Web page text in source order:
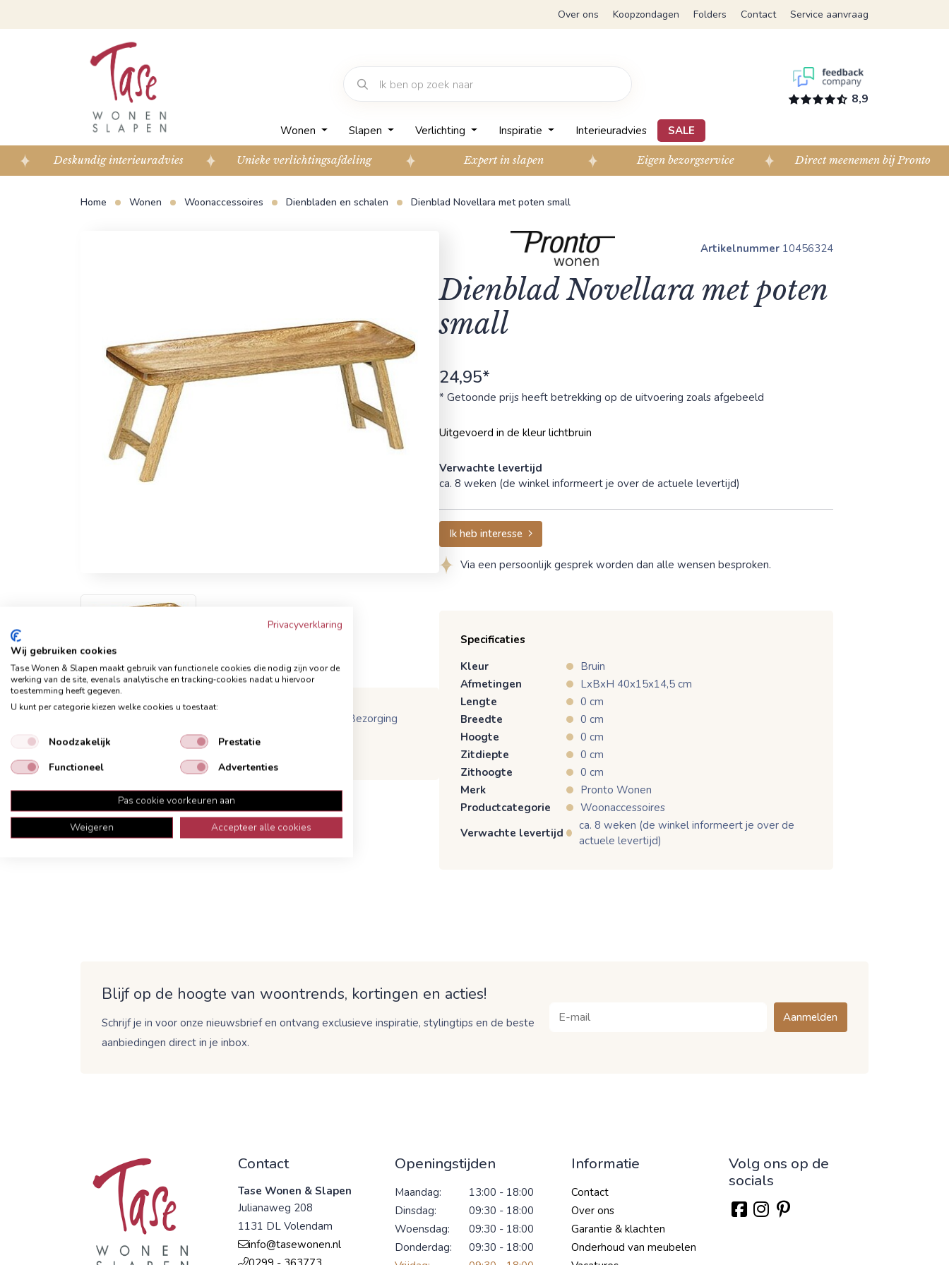
Over ons Koopzondagen Folders Contact Service aanvraag
Wonen Slapen Verlichting Inspiratie Interieuradvies SALE
8,9
Deskundig interieuradvies Unieke verlichtingsafdeling Expert in slapen Eigen bezorgservice Direct meenemen bij Pronto
Home Wonen Woonaccessoires Dienbladen en schalen Dienblad Novellara met poten small
Bezorging
Dienblad Novellara met poten
Artikelnummer 10456324
Dienblad Novellara met poten
small
24,95*
* Getoonde prijs heeft betrekking op de uitvoering zoals afgebeeld
Uitgevoerd in de kleur lichtbruin
Verwachte levertijd
ca. 8 weken (de winkel informeert je over de actuele levertijd)
Ik heb interesse
Via een persoonlijk gesprek worden dan alle wensen besproken.
Specificaties
Kleur
Bruin
Afmetingen
LxBxH 40x15x14,5 cm
Lengte
0 cm
Breedte
0 cm
Hoogte
0 cm
Zitdiepte
0 cm
Zithoogte
0 cm
Merk
Pronto Wonen
Productcategorie
Woonaccessoires
Verwachte levertijd
ca. 8 weken (de winkel informeert je over de
actuele levertijd)
Blijf op de hoogte van woontrends, kortingen en acties!
Schrijf je in voor onze nieuwsbrief en ontvang exclusieve inspiratie, stylingtips en de beste
aanbiedingen direct in je inbox.
Aanmelden
Contact
Tase Wonen & Slapen
Julianaweg 208
1131 DL Volendam
info@tasewonen.nl
Openingstijden
Maandag:
13:00 - 18:00
Dinsdag:
09:30 - 18:00
Woensdag:
09:30 - 18:00
Donderdag:
09:30 - 18:00
Informatie
Contact
Over ons
Garantie & klachten
Onderhoud van meubelen
Volg ons op de
socials
Privacyverklaring
Wij gebruiken cookies
Tase Wonen & Slapen maakt gebruik van functionele cookies die nodig zijn voor de
werking van de site, evenals analytische en tracking‑cookies nadat u hiervoor
toestemming heeft gegeven.
U kunt per categorie kiezen welke cookies u toestaat:
Noodzakelijk
Prestatie
Functioneel
Advertenties
Pas cookie voorkeuren aan
Weigeren
Accepteer alle cookies